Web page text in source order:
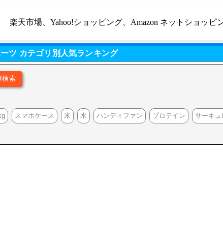
楽天市場、Yahoo!ショッピング、Amazon ネットショッピ
ツ カテゴリ別人気ランキング
スマホケース 米 水 ハンディファン プロテイン サーキュ